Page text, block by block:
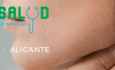
· ALICANTE